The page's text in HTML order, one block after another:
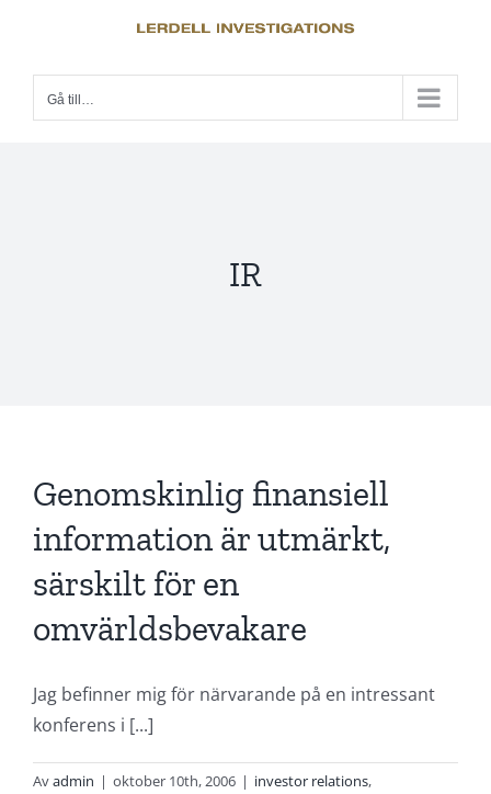
innehållet
Gå till…
IR
Genomskinlig finansiell
information är utmärkt,
särskilt för en
omvärldsbevakare
Jag befinner mig för närvarande på en intressant
konferens i [...]
Avadmin | oktober 10th, 2006 | investor relations,